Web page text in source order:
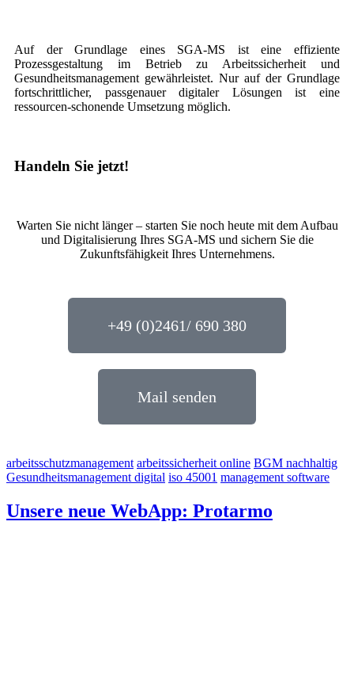
Auf der Grundlage eines SGA-MS ist eine effiziente
Prozessgestaltung im Betrieb zu Arbeitssicherheit und
Gesundheitsmanagement gewährleistet. Nur auf der Grundlage
fortschrittlicher, passgenauer digitaler Lösungen ist eine
ressourcen-schonende Umsetzung möglich.
Handeln Sie jetzt!
Warten Sie nicht länger – starten Sie noch heute mit dem Aufbau
und Digitalisierung Ihres SGA-MS und sichern Sie die
Zukunftsfähigkeit Ihres Unternehmens.
+49 (0)2461/ 690 380
Mail senden
arbeitsschutzmanagement arbeitssicherheit online BGM nachhaltig
Gesundheitsmanagement digital iso 45001 management software
Unsere neue WebApp: Protarmo